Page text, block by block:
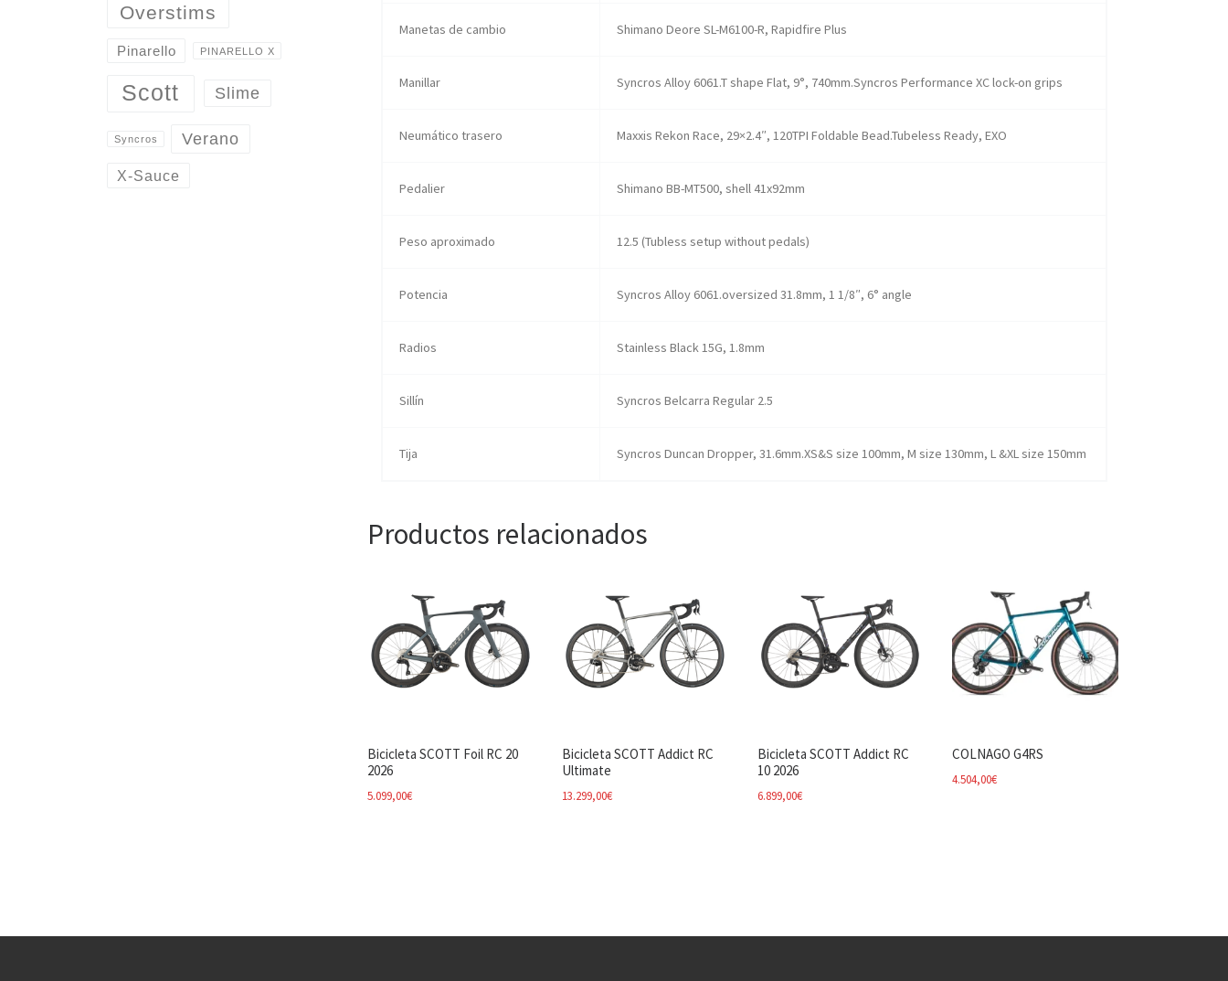
Manetas de cambio Shimano Deore SL-M6100-R, Rapidfire Plus
Manillar Syncros Alloy 6061.T shape Flat, 9°, 740mm.Syncros Performance XC lock-on grips
Neumático trasero Maxxis Rekon Race, 29×2.4″, 120TPI Foldable Bead.Tubeless Ready, EXO
Pedalier Shimano BB-MT500, shell 41x92mm
Peso aproximado 12.5 (Tubless setup without pedals)
Potencia Syncros Alloy 6061.oversized 31.8mm, 1 1/8″, 6° angle
Radios Stainless Black 15G, 1.8mm
Sillín Syncros Belcarra Regular 2.5
Tija Syncros Duncan Dropper, 31.6mm.XS&S size 100mm, M size 130mm, L &XL size 150mm
Productos relacionados
Bicicleta SCOTT Foil RC 20
2026
5.099,00€
Bicicleta SCOTT Addict RC
Ultimate
13.299,00€
Bicicleta SCOTT Addict RC
10 2026
6.899,00€
COLNAGO G4RS
4.504,00€
Overstims
Pinarello PINARELLO X
Scott Slime
Syncros Verano
X-Sauce